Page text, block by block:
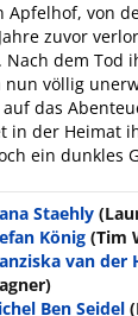
von
zuvor
dem Tod
nun völlig
das
in der Heimat
ein dunkles
Staehly
König (Tim
van der
Ben Seidel